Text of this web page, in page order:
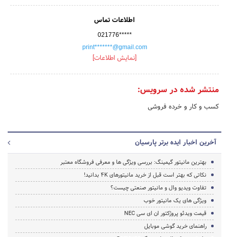
اطلاعات تماس
021776*****
print*******@gmail.com
[نمایش اطلاعات]
منتشر شده در سرویس:
کسب و کار و خرده فروشی
آخرین اخبار ایده برتر پارسیان
بهترین مانیتور گیمینگ: بررسی ویژگی ها و معرفی فروشگاه معتبر
نکاتی که بهتر است قبل از خرید مانیتورهای 4K بدانید!
تفاوت ویدیو وال و مانیتور صنعتی چیست؟
ویژگی های یک مانیتور خوب
قیمت ویدئو پروژکتور ان ای سی NEC
راهنمای خرید گوشی موبایل